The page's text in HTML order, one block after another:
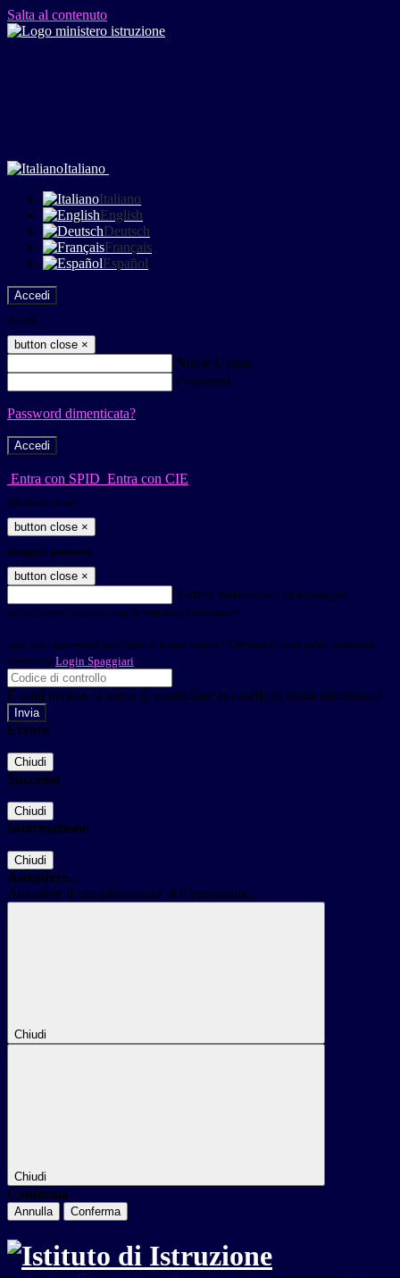
Salta al contenuto
Italiano
Italiano
English
Deutsch
Français
Español
Accedi
Accedi
button close ×
Nome Utente
Password
Password dimenticata?
-
Entra con SPID Entra con CIE
Seleziona utente
button close ×
Recupero password
button close ×
E-mail Verrà inviato un messaggio
all'indirizzo indicato con le istruzioni necessarie.
Non hai una e-mail associata al nome utente? Effettua il reset della password
tramite la Login Spaggiari
E-mail inviata, si prega di controllare la casella di posta elettronica!
Errore
Chiudi
Successo
Chiudi
Informazione
Chiudi
Attendere...
Attendere il completamento dell'operazione...
Chiudi
Chiudi
Conferma
Annulla Conferma